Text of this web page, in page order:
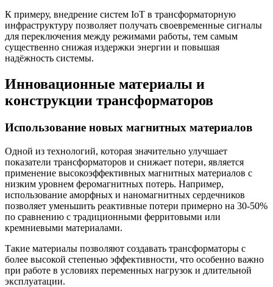
К примеру, внедрение систем IoT в трансформаторную
инфраструктуру позволяет получать своевременные сигналы
для переключения между режимами работы, тем самым
существенно снижая издержки энергии и повышая
надёжность системы.
Инновационные материалы и
конструкции трансформаторов
Использование новых магнитных материалов
Одной из технологий, которая значительно улучшает
показатели трансформаторов и снижает потери, является
применение высокоэффективных магнитных материалов с
низким уровнем феромагнитных потерь. Например,
использование аморфных и наномагнитных сердечников
позволяет уменьшить реактивные потери примерно на 30-50%
по сравнению с традиционными ферритовыми или
кремниевыми материалами.
Такие материалы позволяют создавать трансформаторы с
более высокой степенью эффективности, что особенно важно
при работе в условиях переменных нагрузок и длительной
эксплуатации.